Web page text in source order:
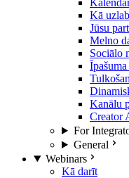
Kā
Jūsu
Melno
Sociālo
Kanālu
Creator
For
General
Webinars
Kā darīt